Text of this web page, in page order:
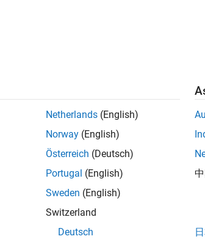
Netherlands (English)
Norway (English)
Österreich (Deutsch)
Portugal (English)
Sweden (English)
Switzerland
Deutsch